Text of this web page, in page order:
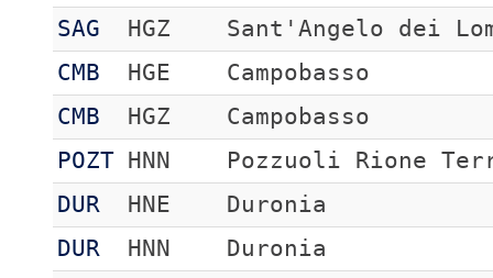
SAG
HGZ
Sant'Angelo dei
CMB
HGE
Campobasso
CMB
HGZ
Campobasso
POZT
HNN
Pozzuoli Rione
DUR
HNE
Duronia
DUR
HNN
Duronia